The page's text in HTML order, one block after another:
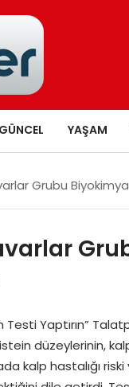
GÜNCEL YAŞAM
Grubu
Testi Yaptırın”
düzeylerinin,
kalp hastalığı